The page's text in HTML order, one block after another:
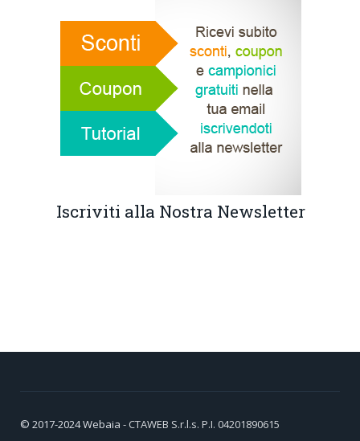
Iscriviti alla Nostra Newsletter
© 2017-2024Webaia - CTAWEB S.r.l.s. P.I. 04201890615